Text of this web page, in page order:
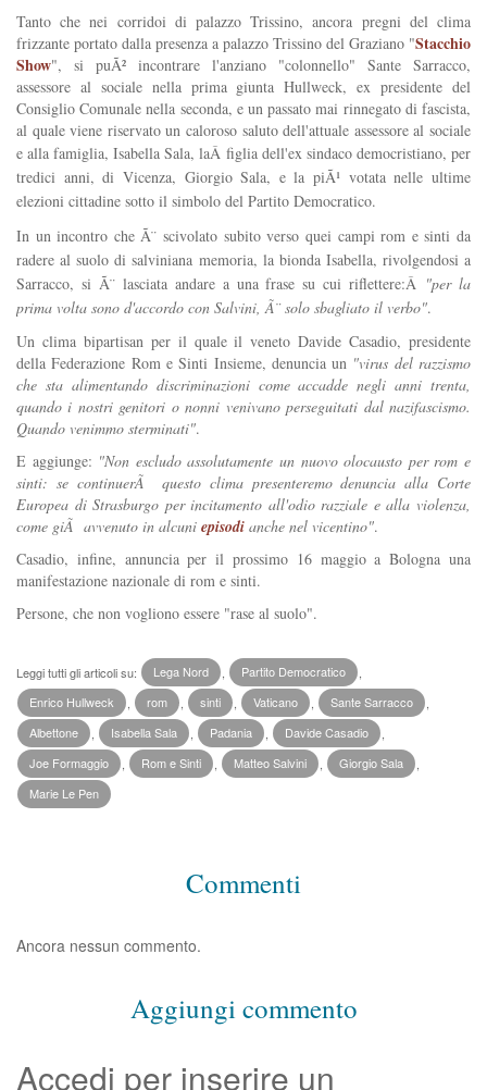
Tanto che nei corridoi di palazzo Trissino, ancora pregni del clima
frizzante portato dalla presenza a palazzo Trissino del Graziano "Stacchio
Show", si puÃ² incontrare l'anziano "colonnello" Sante Sarracco,
assessore al sociale nella prima giunta Hullweck, ex presidente del
Consiglio Comunale nella seconda, e un passato mai rinnegato di fascista,
al quale viene riservato un caloroso saluto dell'attuale assessore al sociale
e alla famiglia, Isabella Sala, laÂ figlia dell'ex sindaco democristiano, per
tredici anni, di Vicenza, Giorgio Sala, e la piÃ¹ votata nelle ultime
elezioni cittadine sotto il simbolo del Partito Democratico.
In un incontro che Ã¨ scivolato subito verso quei campi rom e sinti da
radere al suolo di salviniana memoria, la bionda Isabella, rivolgendosi a
Sarracco, si Ã¨ lasciata andare a una frase su cui riflettere:Â "per la
prima volta sono d'accordo con Salvini, Ã¨ solo sbagliato il verbo".
Un clima bipartisan per il quale il veneto Davide Casadio, presidente
della Federazione Rom e Sinti Insieme, denuncia un "virus del razzismo
che sta alimentando discriminazioni come accadde negli anni trenta,
quando i nostri genitori o nonni venivano perseguitati dal nazifascismo.
Quando venimmo sterminati".
E aggiunge: "Non escludo assolutamente un nuovo olocausto per rom e
sinti: se continuerÃ questo clima presenteremo denuncia alla Corte
Europea di Strasburgo per incitamento all'odio razziale e alla violenza,
come giÃ avvenuto in alcuni episodi anche nel vicentino".
Casadio, infine, annuncia per il prossimo 16 maggio a Bologna una
manifestazione nazionale di rom e sinti.
Persone, che non vogliono essere "rase al suolo".
Leggi tutti gli articoli su: Lega Nord Partito Democratico
Enrico Hullweck
rom sinti Vaticano Sante Sarracco
Albettone
Isabella Sala Padania Davide Casadio
Joe Formaggio
Rom e Sinti Matteo Salvini Giorgio Sala
Marie Le Pen
Commenti
Ancora nessun commento.
Aggiungi commento
Accedi per inserire un